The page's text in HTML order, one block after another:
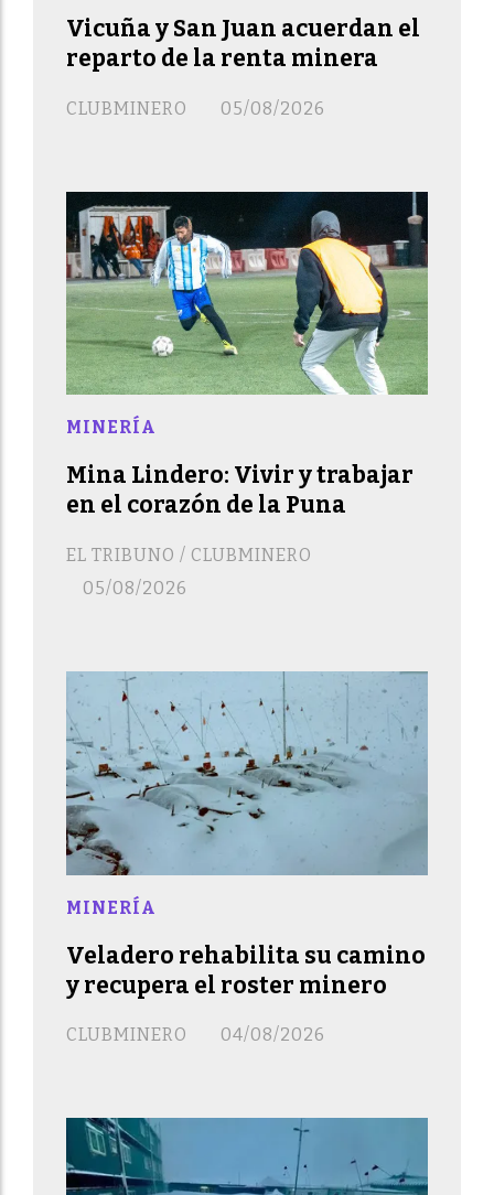
Vicuña y San Juan acuerdan el
reparto de la renta minera
CLUBMINERO 05/08/2026
Mina Lindero: Vivir y trabajar
en el corazón de la Puna
EL TRIBUNO / CLUBMINERO
MINERÍA
05/08/2026
Veladero rehabilita su camino
y recupera el roster minero
CLUBMINERO
MINERÍA
04/08/2026